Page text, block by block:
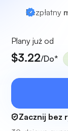
Bezpłatny
Plany już od
$3.22/Do*
Zacznij bez